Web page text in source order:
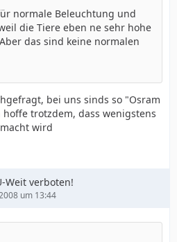
normale Beleuchtung und
die Tiere eben ne sehr hohe
das sind keine normalen
bei uns sinds so "Osram
trotzdem, dass wenigstens
wird
Weit verboten!
um 13:44